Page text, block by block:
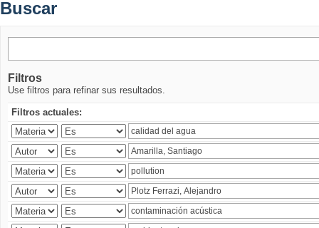
Buscar
Filtros
Use filtros para refinar sus resultados.
Filtros actuales: